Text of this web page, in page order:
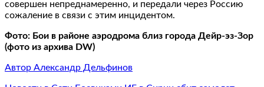
совершен непреднамеренно, и передали через Россию
сожаление в связи с этим инцидентом.
Фото: Бои в районе аэродрома близ города Дейр-эз-Зор
(фото из архива DW)
Автор Александр Дельфинов